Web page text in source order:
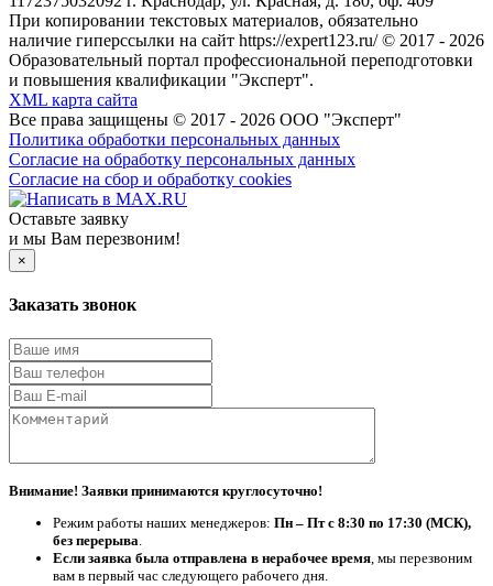
При копировании текстовых материалов, обязательно
наличие гиперссылки на сайт https://expert123.ru/ © 2017 - 2026
Образовательный портал профессиональной переподготовки
и повышения квалификации "Эксперт".
XML карта сайта
Все права защищены © 2017 - 2026 ООО "Эксперт"
Политика обработки персональных данных
Согласие на обработку персональных данных
Согласие на сбор и обработку cookies
Оставьте заявку
и мы Вам перезвоним!
×
Заказать звонок
Внимание! Заявки принимаются круглосуточно!
Режим работы наших менеджеров: Пн – Пт с 8:30 по 17:30 (МСК),
без перерыва.
Если заявка была отправлена в нерабочее время, мы перезвоним
вам в первый час следующего рабочего дня.